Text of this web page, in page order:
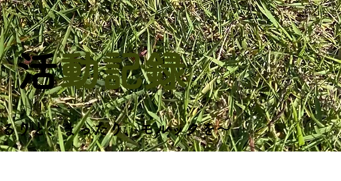
​活動記録
りと、まったり、モルックを～